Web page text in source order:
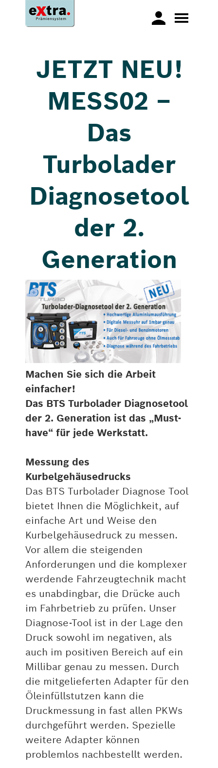
JETZT NEU!
MESS02 –
Das
Turbolader
Diagnosetool
der 2.
Generation
Machen Sie sich die Arbeit
einfacher!
Das BTS Turbolader Diagnosetool
der 2. Generation ist das „Must-
have“ für jede Werkstatt.
Messung des
Kurbelgehäusedrucks
Das BTS Turbolader Diagnose Tool
bietet Ihnen die Möglichkeit, auf
einfache Art und Weise den
Kurbelgehäusedruck zu messen.
Vor allem die steigenden
Anforderungen und die komplexer
werdende Fahrzeugtechnik macht
es unabdingbar, die Drücke auch
im Fahrbetrieb zu prüfen. Unser
Diagnose-Tool ist in der Lage den
Druck sowohl im negativen, als
auch im positiven Bereich auf ein
Millibar genau zu messen. Durch
die mitgelieferten Adapter für den
Öleinfüllstutzen kann die
Druckmessung in fast allen PKWs
durchgeführt werden. Spezielle
weitere Adapter können
problemlos nachbestellt werden.